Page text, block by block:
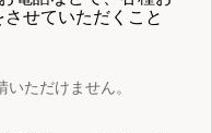
せていただくこと
ただけません。